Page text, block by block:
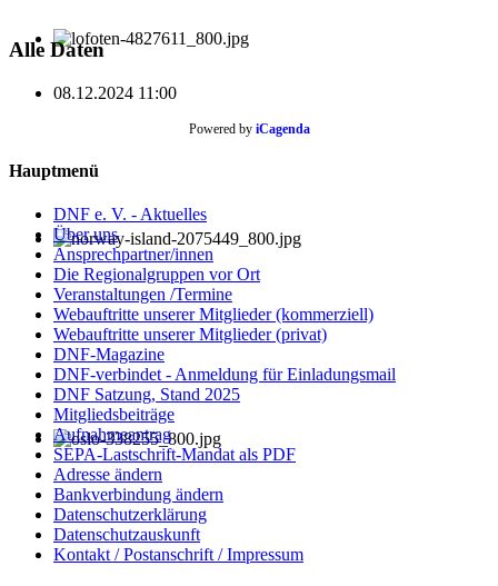
Alle Daten
08.12.2024 11:00
Powered by iCagenda
Hauptmenü
DNF e. V. - Aktuelles
Über uns
Ansprechpartner/innen
Die Regionalgruppen vor Ort
Veranstaltungen /Termine
Webauftritte unserer Mitglieder (kommerziell)
Webauftritte unserer Mitglieder (privat)
DNF-Magazine
DNF-verbindet - Anmeldung für Einladungsmail
DNF Satzung, Stand 2025
Mitgliedsbeiträge
Aufnahmeantrag
SEPA-Lastschrift-Mandat als PDF
Adresse ändern
Bankverbindung ändern
Datenschutzerklärung
Datenschutzauskunft
Kontakt / Postanschrift / Impressum